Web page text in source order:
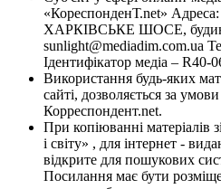
«КореспонденТ.net»
ХАРКІВСЬКЕ ШОСЕ,
sunlight@mediadim.com.ua
Ідентифікатор медіа – R40-
Використання будь-яких
сайті, дозволяється за
Корреспондент.net.
При копіюванні матеріалів
і світу» , для інтернет -
відкрите для пошукових
Посилання має бути